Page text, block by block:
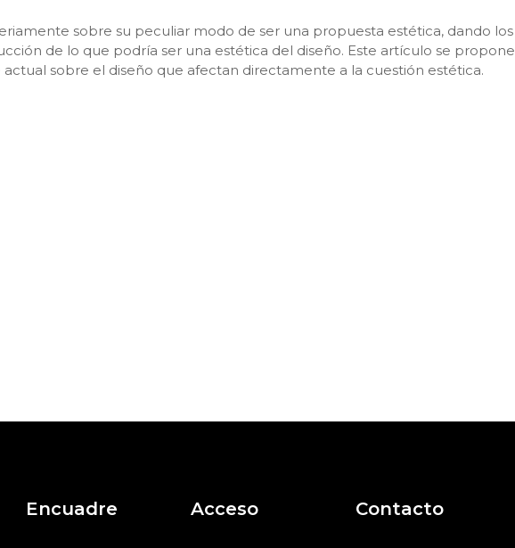
sobre su peculiar modo de ser una propuesta estética, dando los
de lo que podría ser una estética del diseño. Este artículo se propone
sobre el diseño que afectan directamente a la cuestión estética.
Encuadre Acceso Contacto